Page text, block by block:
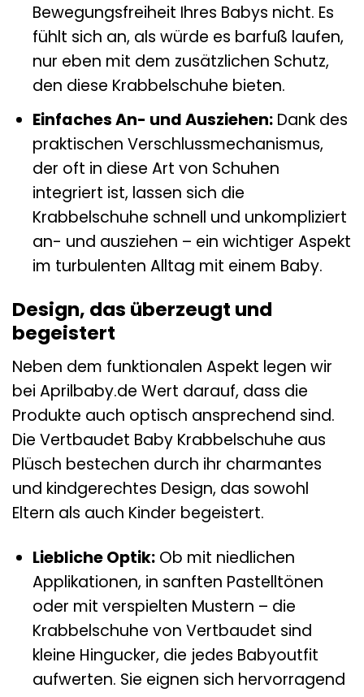
Bewegungsfreiheit Ihres Babys nicht. Es
fühlt sich an, als würde es barfuß laufen,
nur eben mit dem zusätzlichen Schutz,
den diese Krabbelschuhe bieten.
Einfaches An- und Ausziehen:Dank des
praktischen Verschlussmechanismus,
der oft in diese Art von Schuhen
integriert ist, lassen sich die
Krabbelschuhe schnell und unkompliziert
an- und ausziehen – ein wichtiger Aspekt
im turbulenten Alltag mit einem Baby.
Design, das überzeugt und
begeistert
Neben dem funktionalen Aspekt legen wir
bei Aprilbaby.de Wert darauf, dass die
Produkte auch optisch ansprechend sind.
Die Vertbaudet Baby Krabbelschuhe aus
Plüsch bestechen durch ihr charmantes
und kindgerechtes Design, das sowohl
Eltern als auch Kinder begeistert.
Liebliche Optik:Ob mit niedlichen
Applikationen, in sanften Pastelltönen
oder mit verspielten Mustern – die
Krabbelschuhe von Vertbaudet sind
kleine Hingucker, die jedes Babyoutfit
aufwerten. Sie eignen sich hervorragend